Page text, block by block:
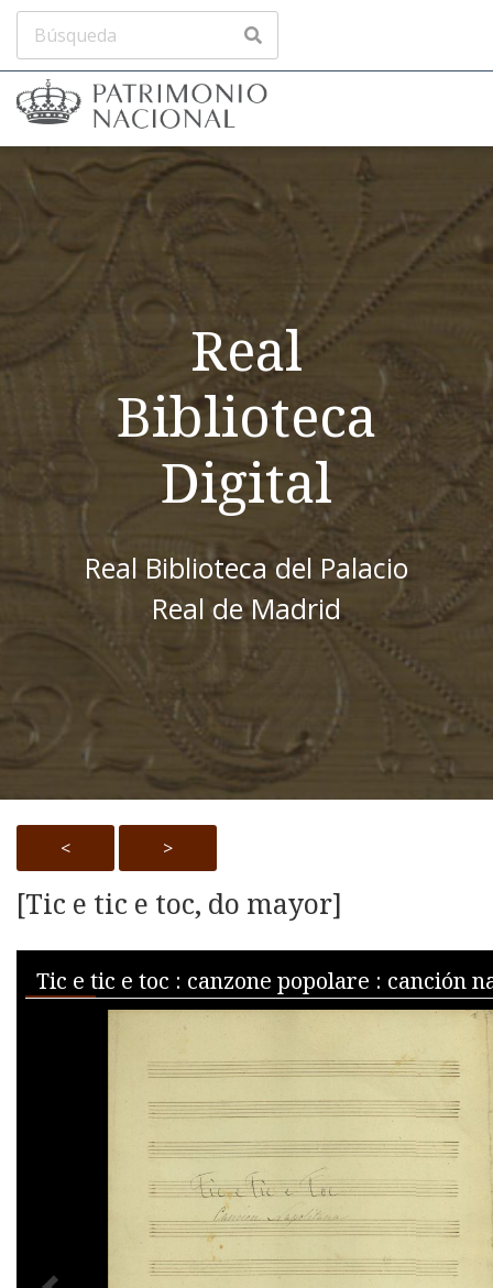
Real
Biblioteca
Digital
Real Biblioteca del Palacio
Real de Madrid
< >
[Tic e tic e toc, do mayor]
Media Viewer
PREVIOUS IMAGE